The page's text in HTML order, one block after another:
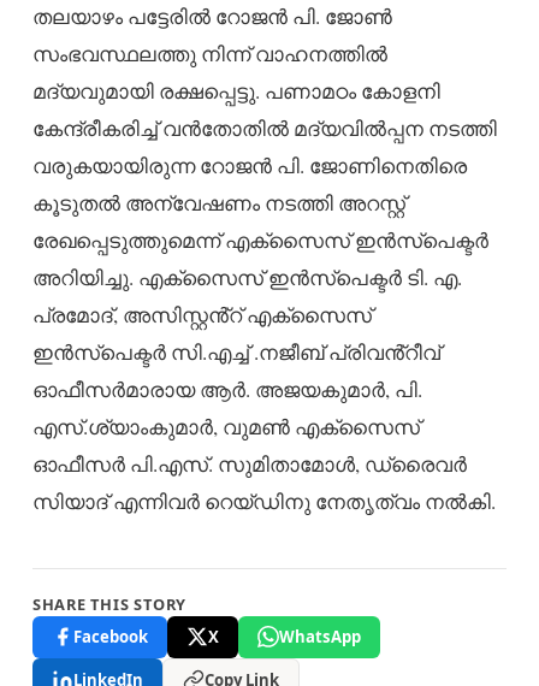
തലയാഴം പട്ടേരിൽ റോജൻ പി. ജോൺ
സംഭവസ്ഥലത്തു നിന്ന് വാഹനത്തിൽ
മദ്യവുമായി രക്ഷപ്പെട്ടു. പണാമഠം കോളനി
കേന്ദ്രീകരിച്ച് വൻതോതിൽ മദ്യവിൽപ്പന നടത്തി
വരുകയായിരുന്ന റോജൻ പി. ജോണിനെതിരെ
കൂടുതൽ അന്വേഷണം നടത്തി അറസ്റ്റ്
രേഖപ്പെടുത്തുമെന്ന് എക്സൈസ് ഇൻസ്പെക്ടർ
അറിയിച്ചു. എക്സൈസ് ഇൻസ്പെക്ടർ ടി. എ.
പ്രമോദ്, അസിസ്റ്റൻ്റ് എക്സൈസ്
ഇൻസ്‌പെക്ടർ സി.എച്ച് .നജീബ് പ്രിവൻ്റീവ്
ഓഫീസർമാരായ ആർ. അജയകുമാർ, പി.
എസ്.ശ്യാംകുമാർ, വുമൺ എക്സൈസ്
ഓഫീസർ പി.എസ്. സുമിതാമോൾ, ഡ്രൈവർ
സിയാദ് എന്നിവർ റെയ്ഡിനു നേതൃത്വം നൽകി.
SHARE THIS STORY
Facebook
X
WhatsApp
LinkedIn
Copy Link